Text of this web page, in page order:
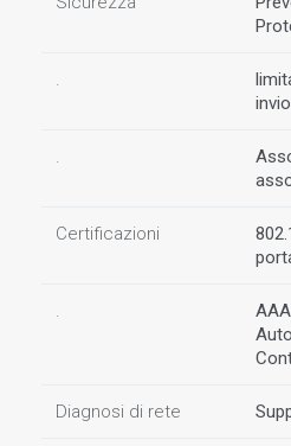
.
.
Certificazioni
.
Diagnosi di rete